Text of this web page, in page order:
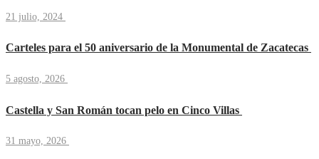
21 julio, 2024
Carteles para el 50 aniversario de la Monumental de Zacatecas
5 agosto, 2026
Castella y San Román tocan pelo en Cinco Villas
31 mayo, 2026